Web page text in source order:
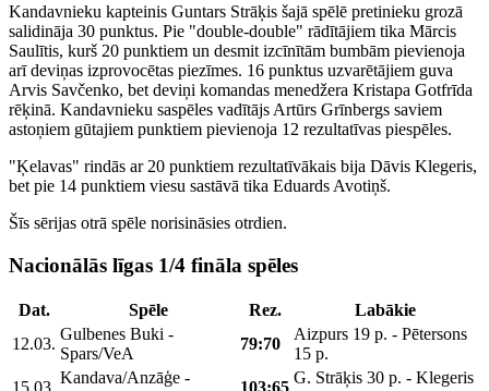
Kandavnieku kapteinis Guntars Strāķis šajā spēlē pretinieku grozā
salidināja 30 punktus. Pie "double-double" rādītājiem tika Mārcis
Saulītis, kurš 20 punktiem un desmit izcīnītām bumbām pievienoja
arī deviņas izprovocētas piezīmes. 16 punktus uzvarētājiem guva
Arvis Savčenko, bet deviņi komandas menedžera Kristapa Gotfrīda
rēķinā. Kandavnieku saspēles vadītājs Artūrs Grīnbergs saviem
astoņiem gūtajiem punktiem pievienoja 12 rezultatīvas piespēles.
"Ķelavas" rindās ar 20 punktiem rezultatīvākais bija Dāvis Klegeris,
bet pie 14 punktiem viesu sastāvā tika Eduards Avotiņš.
Šīs sērijas otrā spēle norisināsies otrdien.
Nacionālās līgas 1/4 fināla spēles
Dat. Spēle Rez.
Labākie
12.03.
Gulbenes Buki -
Spars/VeA
79:70
Aizpurs 19 p. - Pētersons
15 p.
Kandava/Anzāģe -
G. Strāķis 30 p. - Klegeris